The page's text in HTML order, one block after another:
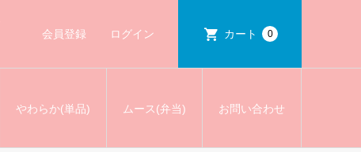
会員登録 ログイン カート 0
やわらか(単品) ムース(弁当) お問い合わせ